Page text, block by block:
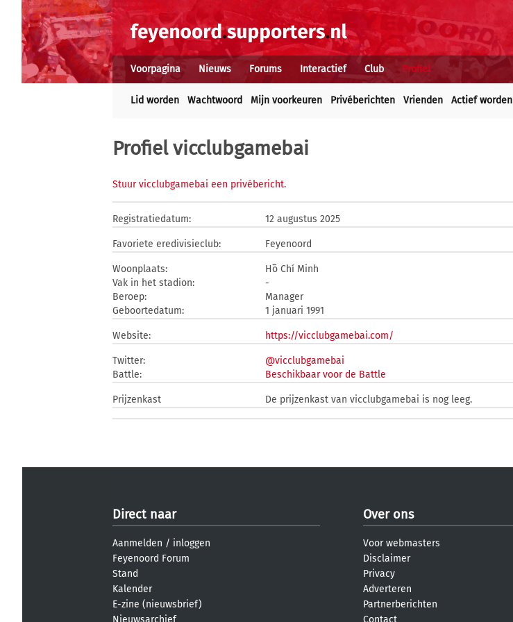
Voorpagina Nieuws Forums Interactief Club Profiel
Lid worden Wachtwoord Mijn voorkeuren Privéberichten Vrienden Actief worden
Profiel vicclubgamebai
Stuur vicclubgamebai een privébericht.
Registratiedatum: 12 augustus 2025
Favoriete eredivisieclub: Feyenoord
Woonplaats:
Hồ Chí Minh
Vak in het stadion:
-
Beroep:
Manager
Geboortedatum:
1 januari 1991
Website: https://vicclubgamebai.com/
Twitter:
@vicclubgamebai
Battle:
Beschikbaar voor de Battle
Prijzenkast De prijzenkast van vicclubgamebai is nog leeg.
Direct naar
Aanmelden / inloggen
Feyenoord Forum
Stand
Kalender
E-zine (nieuwsbrief)
Nieuwsarchief
Over ons
Voor webmasters
Disclaimer
Privacy
Adverteren
Partnerberichten
Contact